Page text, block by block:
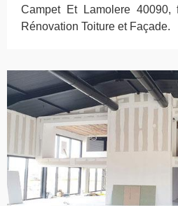
Campet Et Lamolere 40090,
Rénovation Toiture et Façade.